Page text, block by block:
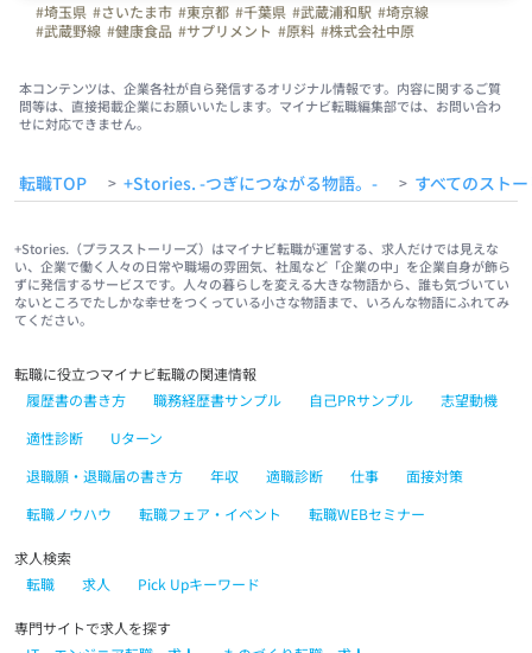
#埼玉県 #さいたま市 #東京都 #千葉県 #武蔵浦和駅 #埼京線
#武蔵野線 #健康食品 #サプリメント #原料 #株式会社中原
本コンテンツは、企業各社が自ら発信するオリジナル情報です。内容に関するご質
問等は、直接掲載企業にお願いいたします。マイナビ転職編集部では、お問い合わ
せに対応できません。
転職TOP > +Stories. -つぎにつながる物語。- > すべてのスト
+Stories.（プラスストーリーズ）はマイナビ転職が運営する、求人だけでは見えな
い、企業で働く人々の日常や職場の雰囲気、社風など「企業の中」を企業自身が飾ら
ずに発信するサービスです。人々の暮らしを変える大きな物語から、誰も気づいてい
ないところでたしかな幸せをつくっている小さな物語まで、いろんな物語にふれてみ
てください。
転職に役立つマイナビ転職の関連情報
履歴書の書き方
職務経歴書サンプル 自己PRサンプル
志望動機
適性診断
Uターン
退職願・退職届の書き方
年収 適職診断 仕事
面接対策
転職ノウハウ
転職フェア・イベント 転職WEBセミナー
求人検索
転職
求人 Pick Upキーワード
専門サイトで求人を探す